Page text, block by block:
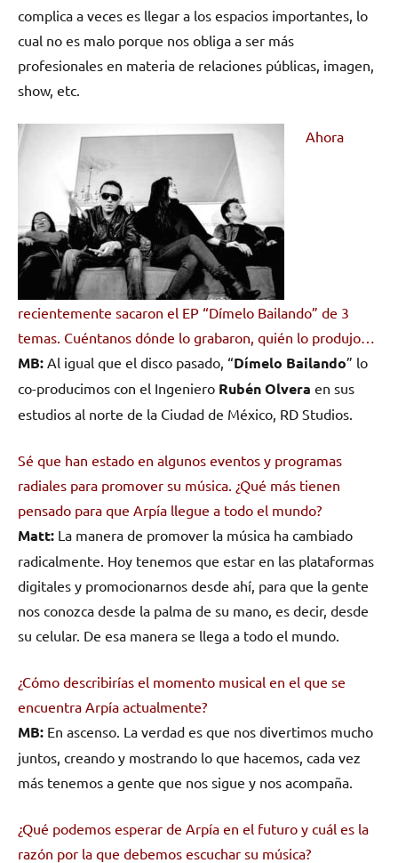
complica a veces es llegar a los espacios importantes, lo
cual no es malo porque nos obliga a ser más
profesionales en materia de relaciones públicas, imagen,
show, etc.
Ahora
recientemente sacaron el EP “Dímelo Bailando” de 3
temas. Cuéntanos dónde lo grabaron, quién lo produjo…
MB: Al igual que el disco pasado, “Dímelo Bailando” lo
co-producimos con el Ingeniero Rubén Olvera en sus
estudios al norte de la Ciudad de México, RD Studios.
Sé que han estado en algunos eventos y programas
radiales para promover su música. ¿Qué más tienen
pensado para que Arpía llegue a todo el mundo?
Matt: La manera de promover la música ha cambiado
radicalmente. Hoy tenemos que estar en las plataformas
digitales y promocionarnos desde ahí, para que la gente
nos conozca desde la palma de su mano, es decir, desde
su celular. De esa manera se llega a todo el mundo.
¿Cómo describirías el momento musical en el que se
encuentra Arpía actualmente?
MB: En ascenso. La verdad es que nos divertimos mucho
juntos, creando y mostrando lo que hacemos, cada vez
más tenemos a gente que nos sigue y nos acompaña.
¿Qué podemos esperar de Arpía en el futuro y cuál es la
razón por la que debemos escuchar su música?